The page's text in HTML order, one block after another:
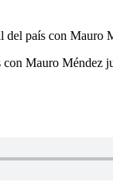
Mauro Méndez